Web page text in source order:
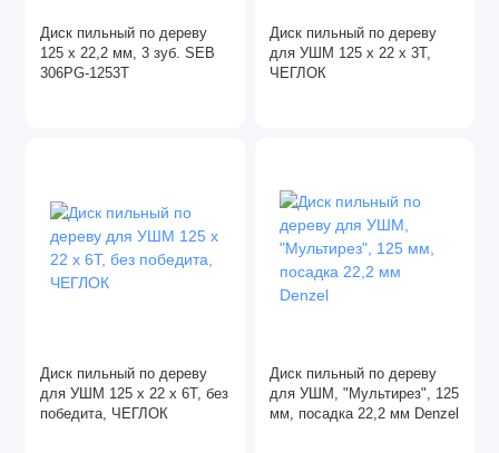
Диски алмазные
Зачистные круги
Лента малярная
Лента сигнальная
Диск пильный по дереву
125 х 22,2 мм, 3 зуб. SEB
306PG-1253Т
Диск пильный по дереву
для УШМ 125 х 22 х 3Т,
ЧЕГЛОК
Диск пильный по дереву
для УШМ 125 х 22 х 6Т, без
победита, ЧЕГЛОК
Диск пильный по дереву
для УШМ, "Мультирез", 125
мм, посадка 22,2 мм Denzel